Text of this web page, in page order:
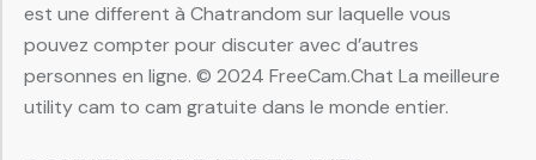
est une different à Chatrandom sur laquelle vous
pouvez compter pour discuter avec d’autres
personnes en ligne. © 2024 FreeCam.Chat La meilleure
utility cam to cam gratuite dans le monde entier.